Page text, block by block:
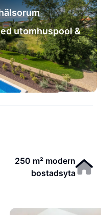
utomhuspool &
250 m² modern
bostadsyta